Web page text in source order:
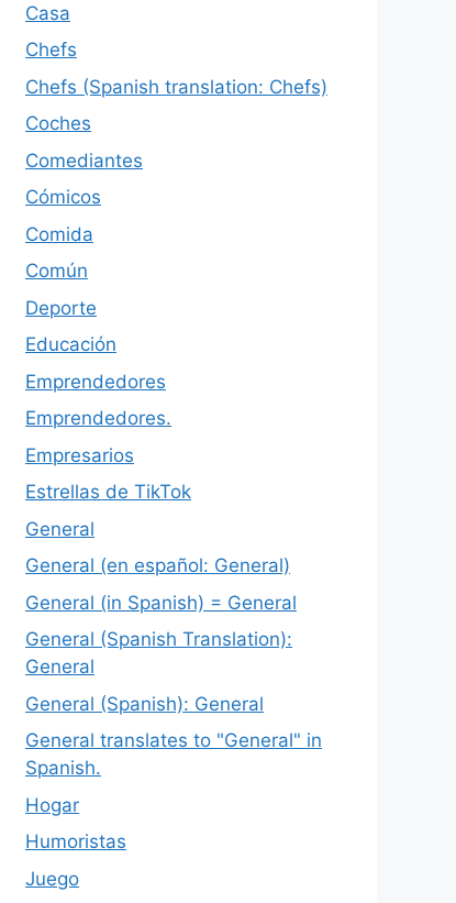
Casa
Chefs
Chefs (Spanish translation: Chefs)
Coches
Comediantes
Cómicos
Comida
Común
Deporte
Educación
Emprendedores
Emprendedores.
Empresarios
Estrellas de TikTok
General
General (en español: General)
General (in Spanish) = General
General (Spanish Translation):
General
General (Spanish): General
General translates to "General" in
Spanish.
Hogar
Humoristas
Juego